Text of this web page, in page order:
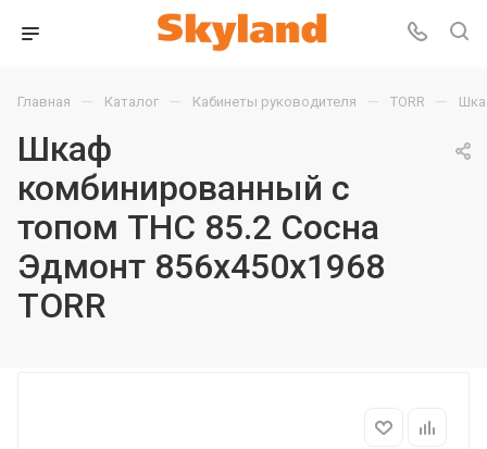
Главная — Каталог — Кабинеты руководителя — TORR —
Шкаф
комбинированный с
топом THC 85.2 Сосна
Эдмонт 856х450х1968
TORR